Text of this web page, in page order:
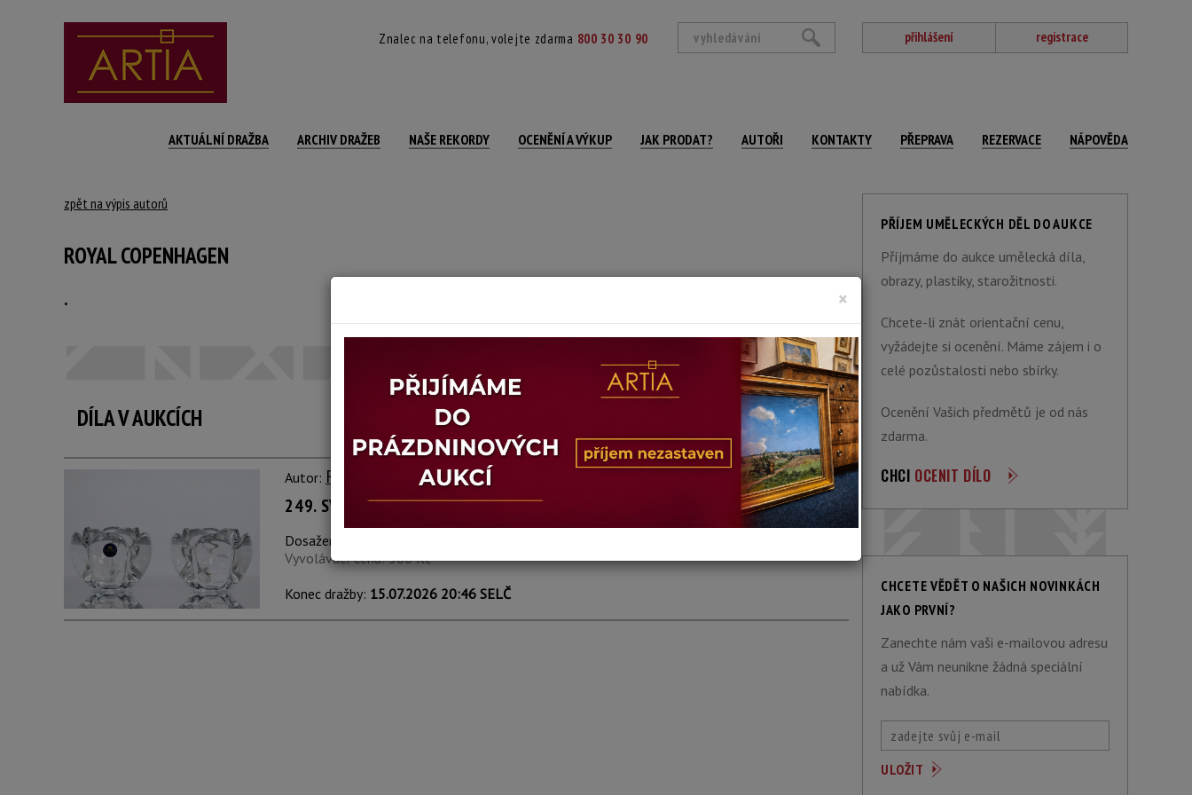
Znalec na telefonu, volejte zdarma 800 30 30 90 přihlášení registrace
AKTUÁLNÍ DRAŽBA ARCHIV DRAŽEB NAŠE REKORDY OCENĚNÍ A VÝKUP JAK PRODAT? AUTOŘI KONTAKTY PŘEPRAVA REZERVACE NÁPOVĚDA
zpět na výpis autorů
ROYAL COPENHAGEN
.
DÍLA V AUKCÍCH
Autor: Royal Copenhagen
249. SVÍCNY NA ČAJOVÉ SVÍČKY
Dosažená cena:
Vyvolávací cena: 500 Kč
Konec dražby: 15.07.2026 20:46 SELČ
VÍCE INFORMACÍ
PŘÍJEM UMĚLECKÝCH DĚL DO AUKCE
Příjmáme do aukce umělecká díla,
obrazy, plastiky, starožitnosti.
Chcete-li znát orientační cenu,
vyžádejte si ocenění. Máme zájem i o
celé pozůstalosti nebo sbírky.
Ocenění Vašich předmětů je od nás
zdarma.
CHCI OCENIT DÍLO
CHCETE VĚDĚT O NAŠICH NOVINKÁCH
JAKO PRVNÍ?
Zanechte nám vaši e-mailovou adresu
a už Vám neunikne žádná speciální
nabídka.
×